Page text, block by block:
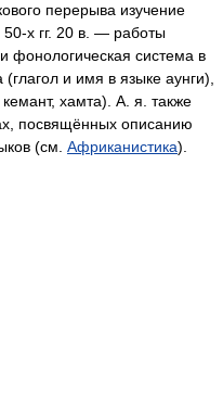
перерыва изучение
гг. 20 в. — работы
фонологическая система в
и имя в языке аунги),
хамта). А. я. также
посвящённых описанию
(см. Африканистика).